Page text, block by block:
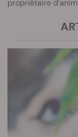
propriétaire